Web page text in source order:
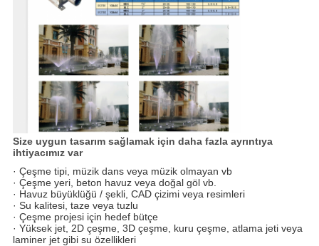
Size uygun tasarım sağlamak için daha fazla ayrıntıya
ihtiyacımız var
· Çeşme tipi, müzik dans veya müzik olmayan vb
· Çeşme yeri, beton havuz veya doğal göl vb.
· Havuz büyüklüğü / şekli, CAD çizimi veya resimleri
· Su kalitesi, taze veya tuzlu
· Çeşme projesi için hedef bütçe
· Yüksek jet, 2D çeşme, 3D çeşme, kuru çeşme, atlama jeti veya
laminer jet gibi su özellikleri